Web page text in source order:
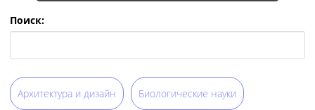
Поиск:
Архитектура и дизайн Биологические науки